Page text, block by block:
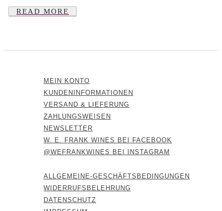
READ MORE
MEIN KONTO
KUNDENINFORMATIONEN
VERSAND & LIEFERUNG
ZAHLUNGSWEISEN
NEWSLETTER
W. E. FRANK WINES BEI FACEBOOK
@WEFRANKWINES BEI INSTAGRAM
ALLGEMEINE-GESCHÄFTSBEDINGUNGEN
WIDERRUFSBELEHRUNG
DATENSCHUTZ